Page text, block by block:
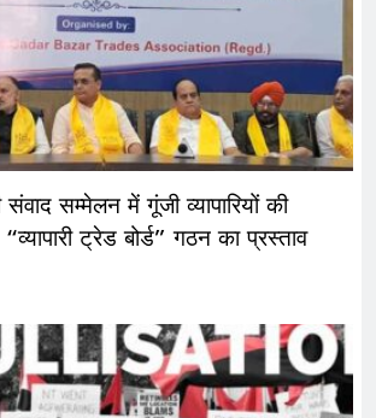
संवाद सम्मेलन में गूंजी व्यापारियों की
ट्रेड बोर्ड” गठन का प्रस्ताव